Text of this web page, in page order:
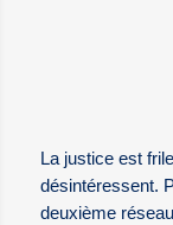
La justice est
désintéressent.
deuxième